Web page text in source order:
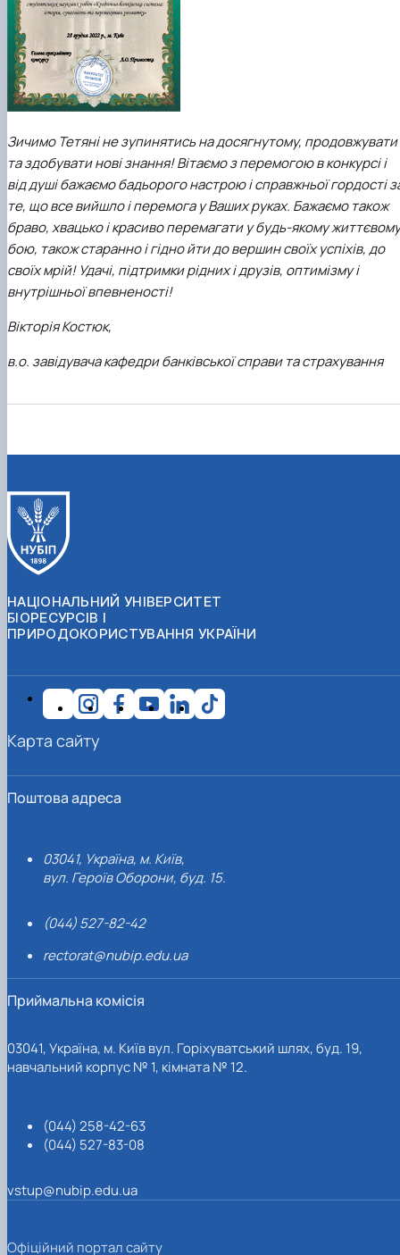
Зичимо Тетяніне зупинятись на досягнутому, продовжувати
та здобувати нові знання! Вітаємо з перемогою в конкурсі і
від душі бажаємо бадьорого настрою і справжньої гордості
те, що все вийшло і перемога у Ваших руках. Бажаємо також
браво, хвацько і красиво перемагати у будь-якому життєвому
бою, також старанно і гідно йти до вершин своїх успіхів, до
своїх мрій! Удачі, підтримки рідних і друзів, оптимізму і
внутрішньої впевненості!
Вікторія Костюк,
в.о. завідувача кафедри банківської справи та страхування
НАЦІОНАЛЬНИЙ УНІВЕРСИТЕТ
БІОРЕСУРСІВ І
ПРИРОДОКОРИСТУВАННЯ УКРАЇНИ
Поштова адреса
03041, Україна, м. Київ,
вул. Героїв Оборони, буд. 15.
(044) 527-82-42
rectorat@nubip.edu.ua
Приймальна комісія
03041, Україна, м. Київ вул. Горіхуватський шлях, буд. 19,
навчальний корпус № 1, кімната № 12.
(044) 258-42-63
(044) 527-83-08
vstup@nubip.edu.ua
Карта сайту
Офіційний портал сайту